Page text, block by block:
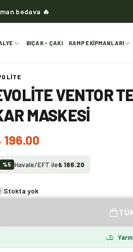
bedava 🔥
BIÇAK - ÇAKI KAMP EKIPMANLARI
VENTOR
MASKESI
196.00
%5 Havale/EFT ile₺ 186.20
Stokta yok